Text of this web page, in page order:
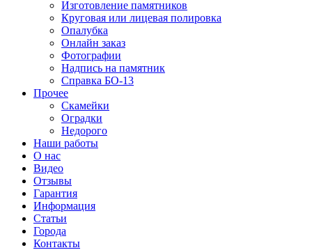
Изготовление памятников
Круговая или лицевая полировка
Опалубка
Онлайн заказ
Фотографии
Надпись на памятник
Справка БО-13
Прочее
Скамейки
Оградки
Недорого
Наши работы
О нас
Видео
Отзывы
Гарантия
Информация
Статьи
Города
Контакты